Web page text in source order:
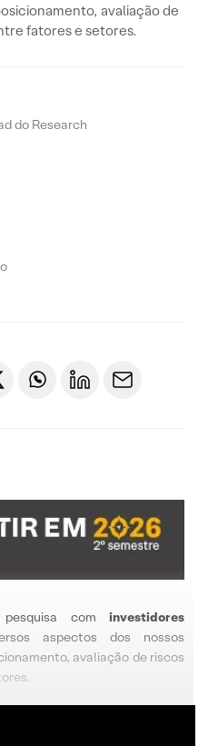
avaliação de
fatores e setores.
do Research
com investidores
aspectos dos nossos
avaliação de riscos